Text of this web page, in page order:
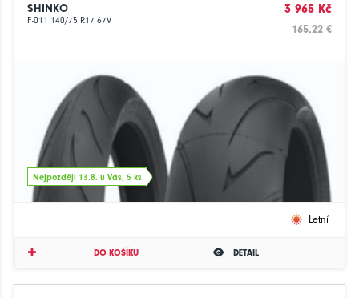
SHINKO
F-011 140/75 R17 67V
3 965 Kč
165.22 €
Nejpozději 13.8. u Vás, 5 ks
Letní
DO KOŠÍKU DETAIL